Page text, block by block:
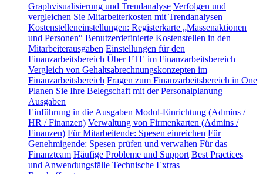
Graphvisualisierung und Trendanalyse Verfolgen und
vergleichen Sie Mitarbeiterkosten mit Trendanalysen
Kostenstelleneinstellungen: Registerkarte „Massenaktionen
und Personen“ Benutzerdefinierte Kostenstellen in den
Mitarbeiterausgaben Einstellungen für den
Finanzarbeitsbereich Über FTE im Finanzarbeitsbereich
Vergleich von Gehaltsabrechnungskonzepten im
Finanzarbeitsbereich Fragen zum Finanzarbeitsbereich in One
Planen Sie Ihre Belegschaft mit der Personalplanung
Ausgaben
Einführung in die Ausgaben Modul-Einrichtung (Admins /
HR / Finanzen) Verwaltung von Firmenkarten (Admins /
Finanzen) Für Mitarbeitende: Spesen einreichen Für
Genehmigende: Spesen prüfen und verwalten Für das
Finanzteam Häufige Probleme und Support Best Practices
und Anwendungsfälle Technische Extras